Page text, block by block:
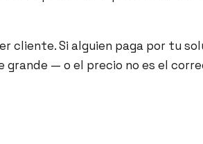
cliente. Si alguien paga por tu
grande — o el precio no es el